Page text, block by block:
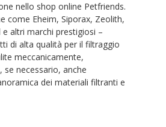
nello shop online Petfriends.
come Eheim, Siporax, Zeolith,
e altri marchi prestigiosi –
di alta qualità per il filtraggio
meccanicamente,
se necessario, anche
dei materiali filtranti e